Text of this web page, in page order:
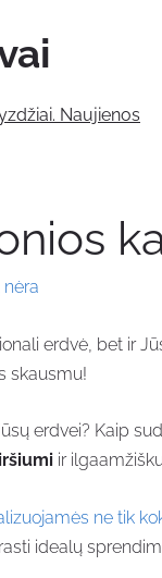
Naujienos
erdvė, bet ir
skausmu!
erdvei? Kaip
ir
ne tik
idealų